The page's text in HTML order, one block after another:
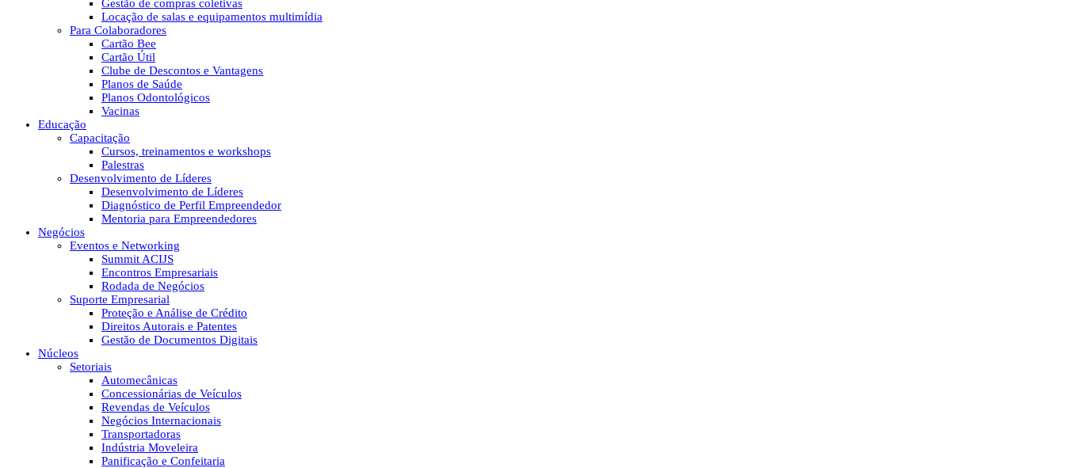
Gestão de compras coletivas
Locação de salas e equipamentos multimídia
Para Colaboradores
Cartão Bee
Cartão Útil
Clube de Descontos e Vantagens
Planos de Saúde
Planos Odontológicos
Vacinas
Educação
Capacitação
Cursos, treinamentos e workshops
Palestras
Desenvolvimento de Líderes
Desenvolvimento de Líderes
Diagnóstico de Perfil Empreendedor
Mentoria para Empreendedores
Negócios
Eventos e Networking
Summit ACIJS
Encontros Empresariais
Rodada de Negócios
Suporte Empresarial
Proteção e Análise de Crédito
Direitos Autorais e Patentes
Gestão de Documentos Digitais
Núcleos
Setoriais
Automecânicas
Concessionárias de Veículos
Revendas de Veículos
Negócios Internacionais
Transportadoras
Indústria Moveleira
Panificação e Confeitaria